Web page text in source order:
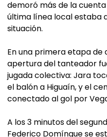
demoró más de la
última línea local estaba
situación.
En una primera etapa de
apertura del tanteador
jugada colectiva: Jara
el balón a Higuaín, y el
conectado al gol por
A los 3 minutos del
Federico Domíngue se